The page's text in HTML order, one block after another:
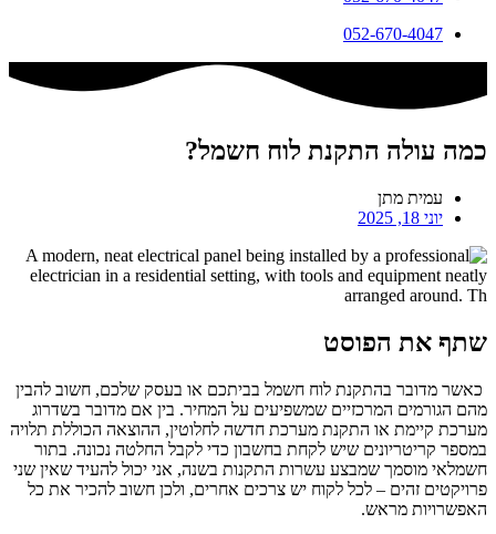
052-670-4047
כמה עולה התקנת לוח חשמל?
עמית מתן
יוני 18, 2025
שתף את הפוסט
כאשר מדובר בהתקנת לוח חשמל בביתכם או בעסק שלכם, חשוב להבין
מהם הגורמים המרכזיים שמשפיעים על המחיר. בין אם מדובר בשדרוג
מערכת קיימת או התקנת מערכת חדשה לחלוטין, ההוצאה הכוללת תלויה
במספר קריטריונים שיש לקחת בחשבון כדי לקבל החלטה נכונה. בתור
חשמלאי מוסמך שמבצע עשרות התקנות בשנה, אני יכול להעיד שאין שני
פרויקטים זהים – לכל לקוח יש צרכים אחרים, ולכן חשוב להכיר את כל
האפשרויות מראש.